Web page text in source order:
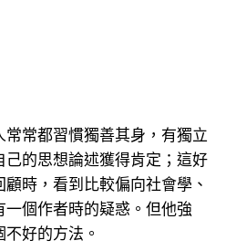
常都習慣獨善其身，有獨立
的思想論述獲得肯定；這好
時，看到比較偏向社會學、
個作者時的疑惑。但他強
好的方法。